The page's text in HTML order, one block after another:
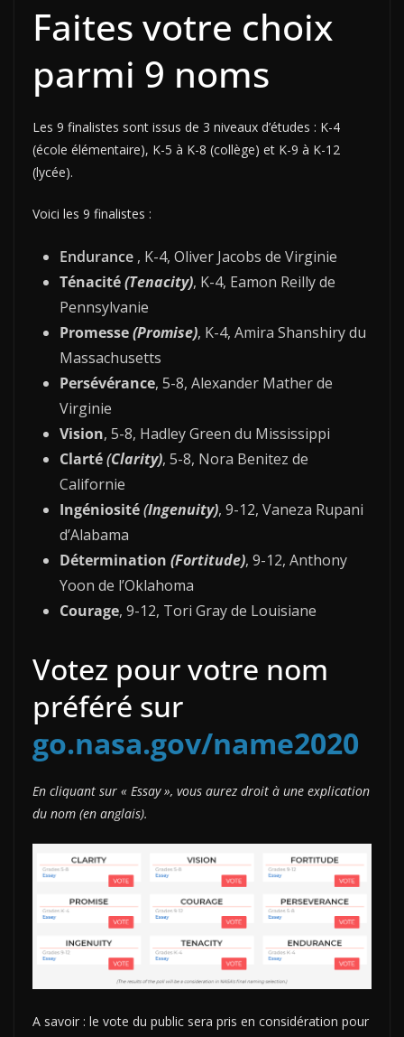
Faites votre choix
parmi 9 noms
Les 9 finalistes sont issus de 3 niveaux d’études : K-4
(école élémentaire), K-5 à K-8 (collège) et K-9 à K-12
(lycée).
Voici les 9 finalistes :
Endurance , K-4, Oliver Jacobs de Virginie
Ténacité(Tenacity), K-4, Eamon Reilly de
Pennsylvanie
Promesse(Promise), K-4, Amira Shanshiry du
Massachusetts
Persévérance, 5-8, Alexander Mather de
Virginie
Vision, 5-8, Hadley Green du Mississippi
Clarté(Clarity), 5-8, Nora Benitez de
Californie
Ingéniosité(Ingenuity), 9-12, Vaneza Rupani
d’Alabama
Détermination (Fortitude), 9-12, Anthony
Yoon de l’Oklahoma
Courage, 9-12, Tori Gray de Louisiane
Votez pour votre nom
préféré sur
go.nasa.gov/name2020
En cliquant sur « Essay », vous aurez droit à une explication
du nom (en anglais).
A savoir : le vote du public sera pris en considération pour